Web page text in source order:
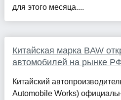
для этого месяца....
Китайская марка BAW
автомобилей на рынке
Китайский
Automobile Works)